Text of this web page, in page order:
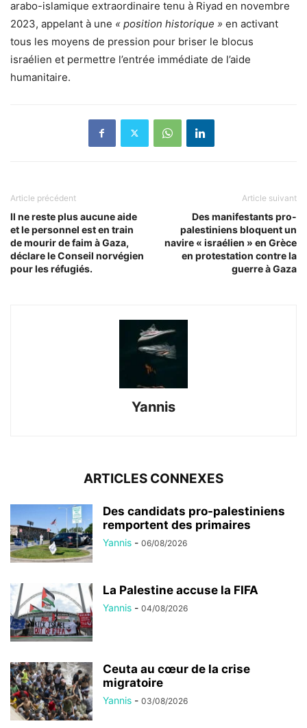
arabo-islamique extraordinaire tenu à Riyad en novembre
2023, appelant à une « position historique » en activant
tous les moyens de pression pour briser le blocus
israélien et permettre l’entrée immédiate de l’aide
humanitaire.
Article précédent
Il ne reste plus aucune aide
et le personnel est en train
de mourir de faim à Gaza,
déclare le Conseil norvégien
pour les réfugiés.
Article suivant
Des manifestants pro-
palestiniens bloquent un
navire « israélien » en Grèce
en protestation contre la
guerre à Gaza
Yannis
ARTICLES CONNEXES
Des candidats pro-palestiniens
remportent des primaires
Yannis - 06/08/2026
La Palestine accuse la FIFA
Yannis - 04/08/2026
Ceuta au cœur de la crise
migratoire
Yannis - 03/08/2026